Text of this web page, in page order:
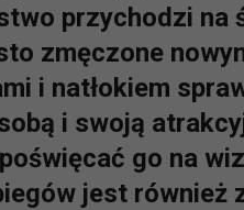
przychodzi na
zmęczone
i natłokiem
i swoją
go na
jest również